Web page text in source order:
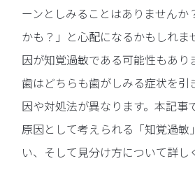
ーンとしみることはありませんか
かも？」と心配になるかもしれま
因が知覚過敏である可能性もあり
歯はどちらも歯がしみる症状を引
因や対処法が異なります。本記事
原因として考えられる「知覚過敏
い、そして見分け方について詳し